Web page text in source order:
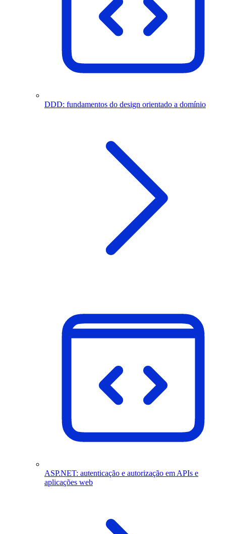
DDD: fundamentos do design orientado a domínio
ASP.NET: autenticação e autorização em APIs e
aplicações web